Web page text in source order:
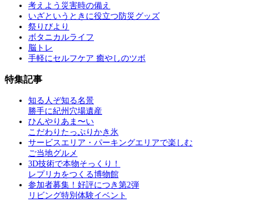
考えよう災害時の備え
いざというときに役立つ防災グッズ
祭りびより
ボタニカルライフ
脳トレ
手軽にセルフケア 癒やしのツボ
特集記事
知る人ぞ知る名景
勝手に紀州穴場遺産
ひんやりあま〜い
こだわりたっぷりかき氷
サービスエリア・パーキングエリアで楽しむ
ご当地グルメ
3D技術で本物そっくり！
レプリカをつくる博物館
参加者募集！好評につき第2弾
リビング特別体験イベント